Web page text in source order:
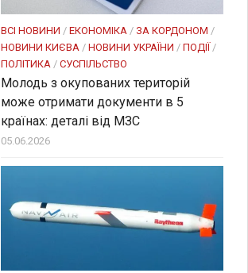
ВСІ НОВИНИ / ЕКОНОМІКА / ЗА КОРДОНОМ /
НОВИНИ КИЄВА / НОВИНИ УКРАЇНИ / ПОДІЇ /
ПОЛІТИКА / СУСПІЛЬСТВО
Молодь з окупованих територій
може отримати документи в 5
країнах: деталі від МЗС
05.06.2026